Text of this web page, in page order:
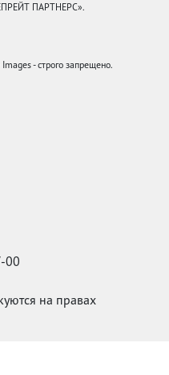
ПАРТНЕРС».
- строго запрещено.
00
на правах